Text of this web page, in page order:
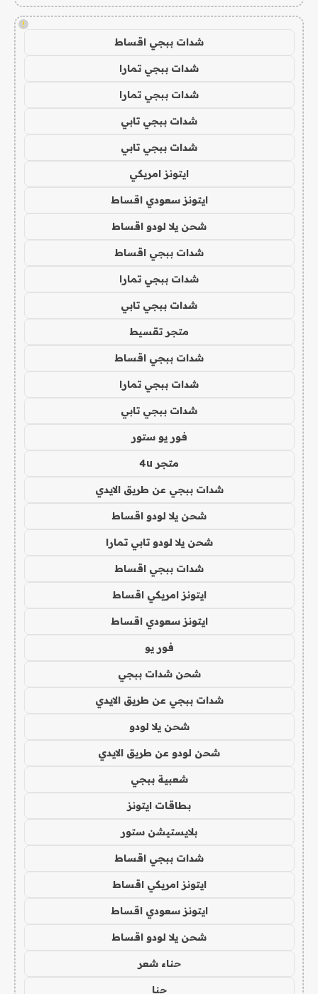
!
شدات ببجي اقساط
شدات ببجي تمارا
شدات ببجي تمارا
شدات ببجي تابي
شدات ببجي تابي
ايتونز امريكي
ايتونز سعودي اقساط
شحن يلا لودو اقساط
شدات ببجي اقساط
شدات ببجي تمارا
شدات ببجي تابي
متجر تقسيط
شدات ببجي اقساط
شدات ببجي تمارا
شدات ببجي تابي
فور يو ستور
متجر 4u
شدات ببجي عن طريق الايدي
شحن يلا لودو اقساط
شحن يلا لودو تابي تمارا
شدات ببجي اقساط
ايتونز امريكي اقساط
ايتونز سعودي اقساط
فور يو
شحن شدات ببجي
شدات ببجي عن طريق الايدي
شحن يلا لودو
شحن لودو عن طريق الايدي
شعبية ببجي
بطاقات ايتونز
بلايستيشن ستور
شدات ببجي اقساط
ايتونز امريكي اقساط
ايتونز سعودي اقساط
شحن يلا لودو اقساط
حناء شعر
حنا